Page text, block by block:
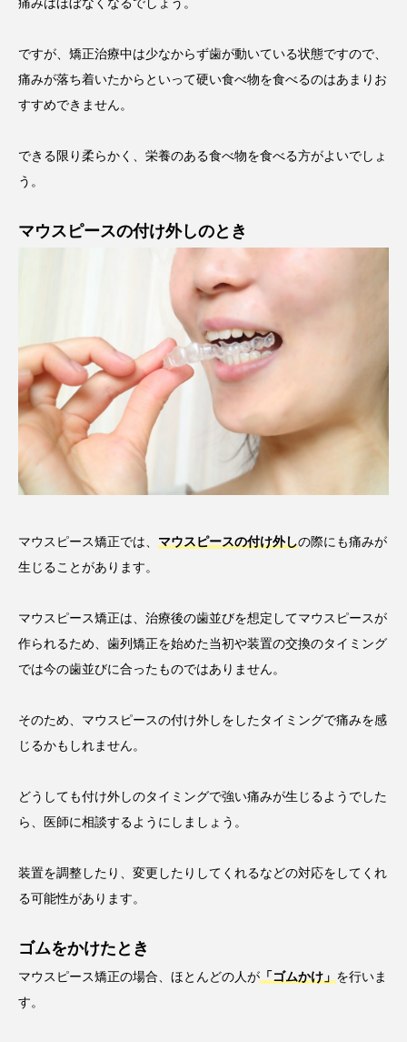
痛みはほぼなくなるでしょう。
ですが、矯正治療中は少なからず歯が動いている状態ですので、
痛みが落ち着いたからといって硬い食べ物を食べるのはあまりお
すすめできません。
できる限り柔らかく、栄養のある食べ物を食べる方がよいでしょ
う。
マウスピースの付け外しのとき
マウスピース矯正では、 マウスピースの付け外しの際にも痛みが
生じることがあります。
マウスピース矯正は、治療後の歯並びを想定してマウスピースが
作られるため、歯列矯正を始めた当初や装置の交換のタイミング
では今の歯並びに合ったものではありません。
そのため、マウスピースの付け外しをしたタイミングで痛みを感
じるかもしれません。
どうしても付け外しのタイミングで強い痛みが生じるようでした
ら、医師に相談するようにしましょう。
装置を調整したり、変更したりしてくれるなどの対応をしてくれ
る可能性があります。
ゴムをかけたとき
マウスピース矯正の場合、ほとんどの人が「ゴムかけ」を行いま
す。